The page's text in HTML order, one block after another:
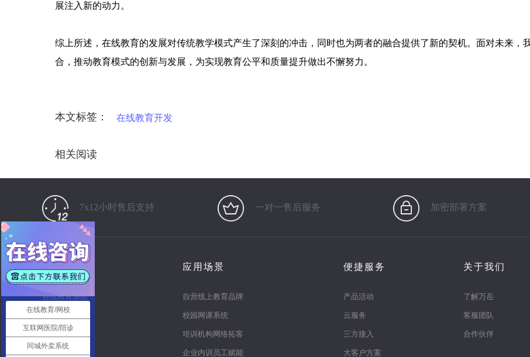
展注入新的动力。
综上所述，在线教育的发展对传统教学模式产生了深刻的冲击，同时也为两者的融合提供了新的契机。面对未来，
合，推动教育模式的创新与发展，为实现教育公平和质量提升做出不懈努力。
本文标签： 在线教育开发
相关阅读
7x12小时售后支持 一对一售后服务 加密部署方案
在线教育系统
知识付费系统
电商直播系统
多商户商城
应用场景
自营线上教育品牌
校园网课系统
培训机构网络拓客
企业内训员工赋能
便捷服务
产品活动
云服务
三方接入
大客户方案
关于我们
了解万岳
客服团队
合作伙伴
在线教育/网校
互联网医院/陪诊
同城外卖系统